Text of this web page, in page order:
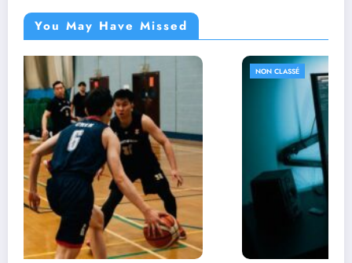
You May Have Missed
NON CLASSÉ